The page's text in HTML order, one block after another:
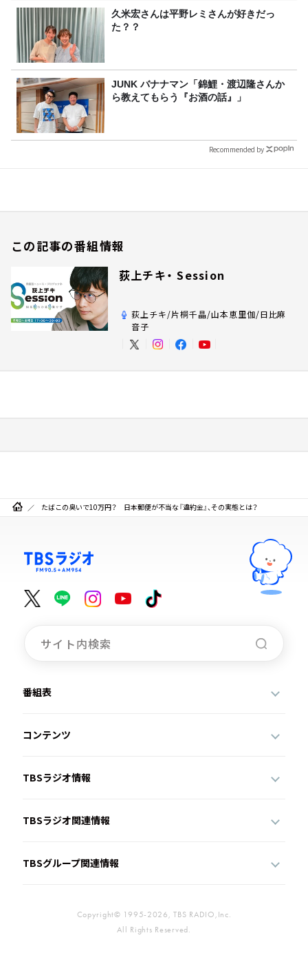
久米宏さんは平野レミさんが好きだっ
た？？
JUNK バナナマン「錦鯉・渡辺隆さんか
ら教えてもらう『お酒の話』」
Recommended by
この記事の番組情報
荻上チキ・ Session
荻上チキ/片桐千晶/山本恵里伽/日比麻
音子
たばこの臭いで10万円？ 日本郵便が不当な『違約金』、その実態とは？
番組表
コンテンツ
TBSラジオ情報
TBSラジオ関連情報
TBSグループ関連情報
Copyright© 1995-2026, TBS RADIO,Inc.
All Rights Reserved.